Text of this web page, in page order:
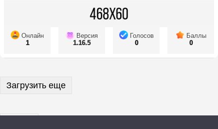
Онлайн
1
Версия
1.16.5
Голосов
0
Баллы
0
Загрузить еще